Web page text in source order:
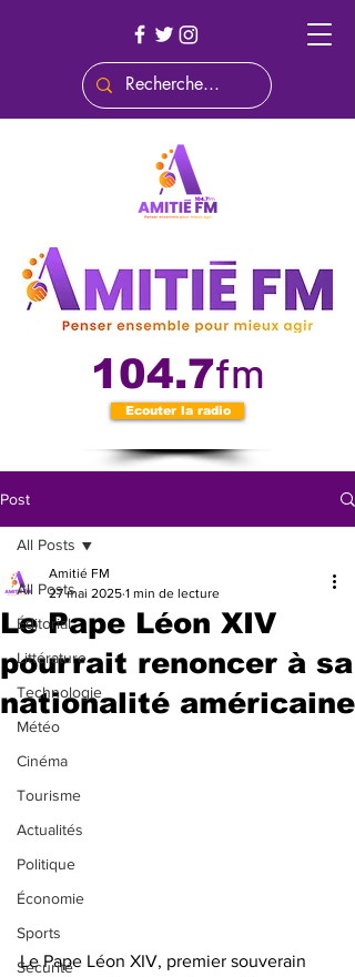
104.7fm
Ecouter la radio
Post
All Posts
Éditorial
Littérature
Technologie
Météo
Cinéma
Tourisme
Actualités
Politique
Économie
Sports
Sécurité
All Posts
Le Pape Léon XIV
pourrait renoncer à sa
nationalité américaine
Amitié FM
27 mai 2025 1 min de lecture
Le Pape Léon XIV, premier souverain